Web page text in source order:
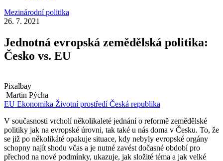
Mezinárodní politika
26. 7. 2021
Jednotná evropská zemědělská politika:
Česko vs. EU
Pixalbay
Martin Pýcha
EU Ekonomika Životní prostředíČeská republika
V současnosti vrcholí několikaleté jednání o reformě zemědělské
politiky jak na evropské úrovni, tak také u nás doma v Česku. To, že
se již po několikáté opakuje situace, kdy nebyly evropské orgány
schopny najít shodu včas a je nutné zavést dočasné období pro
přechod na nové podmínky, ukazuje, jak složité téma a jak velké